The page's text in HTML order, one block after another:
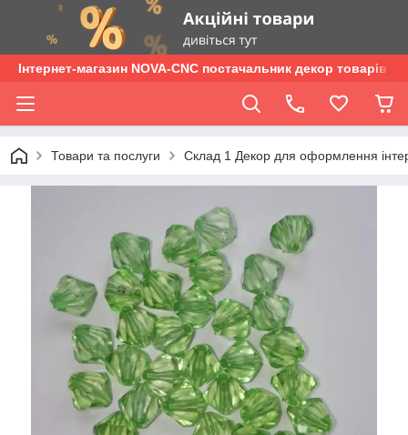
Інтернет-магазин NOVA-CNC постачальник декор товарів
Товари та послуги Склад 1 Декор для оформлення